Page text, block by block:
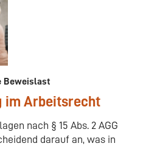
Beweislast
im Arbeitsrecht
nach § 15 Abs. 2 AGG
darauf an, was in